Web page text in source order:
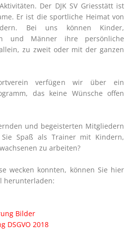
Der DJK SV Griesstätt ist
Er ist die sportliche Heimat von
Bei uns können Kinder,
und Männer ihre persönliche
zu zweit oder mit der ganzen
verfügen wir über ein
das keine Wünsche offen
und begeisterten Mitgliedern
Spaß als Trainer mit Kindern,
zu arbeiten?
wecken konnten, können Sie hier
herunterladen:
Bilder
DSGVO 2018